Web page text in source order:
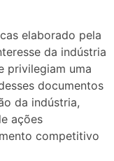
elaborado pela
da indústria
privilegiam uma
documentos
da indústria,
ações
competitivo